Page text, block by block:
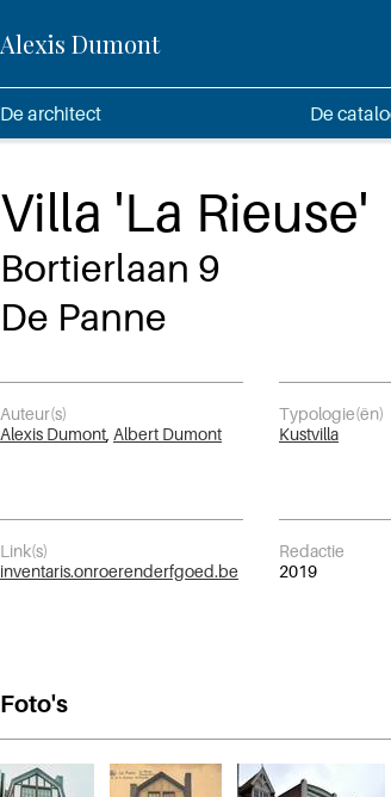
Alexis Dumont
De architect De
Villa 'La Rieuse'
Bortierlaan 9
De Panne
Auteur(s)
Alexis Dumont Albert Dumont
Typologie(ën)
Kustvilla
Link(s)
inventaris.onroerenderfgoed.be
Redactie
2019
Foto's